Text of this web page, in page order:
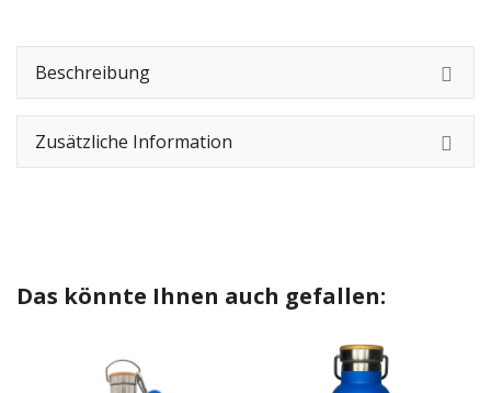
Beschreibung
Zusätzliche Information
Das könnte Ihnen auch gefallen: